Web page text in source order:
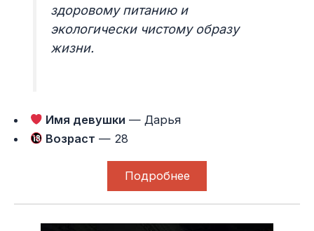
здоровому питанию и
экологически чистому образу
жизни.
Имя девушки — Дарья
Возраст — 28
Подробнее